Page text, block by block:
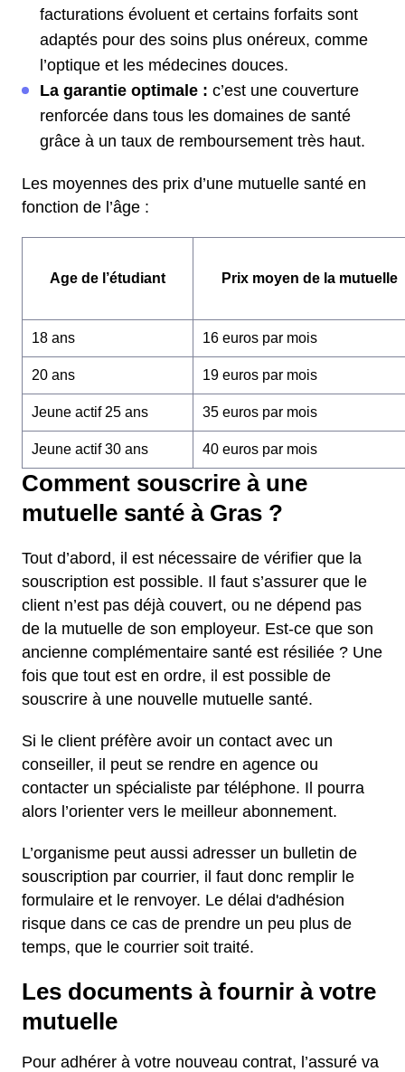
facturations évoluent et certains forfaits sont
adaptés pour des soins plus onéreux, comme
l’optique et les médecines douces.
La garantie optimale : c’est une couverture
renforcée dans tous les domaines de santé
grâce à un taux de remboursement très haut.
Les moyennes des prix d’une mutuelle santé en
fonction de l’âge :
Age de l’étudiant Prix moyen de la mutuelle
18 ans 16 euros par mois
20 ans 19 euros par mois
Jeune actif 25 ans 35 euros par mois
Jeune actif 30 ans 40 euros par mois
Comment souscrire à une
mutuelle santé à Gras ?
Tout d’abord, il est nécessaire de vérifier que la
souscription est possible. Il faut s’assurer que le
client n’est pas déjà couvert, ou ne dépend pas
de la mutuelle de son employeur. Est-ce que son
ancienne complémentaire santé est résiliée ? Une
fois que tout est en ordre, il est possible de
souscrire à une nouvelle mutuelle santé.
Si le client préfère avoir un contact avec un
conseiller, il peut se rendre en agence ou
contacter un spécialiste par téléphone. Il pourra
alors l’orienter vers le meilleur abonnement.
L’organisme peut aussi adresser un bulletin de
souscription par courrier, il faut donc remplir le
formulaire et le renvoyer. Le délai d'adhésion
risque dans ce cas de prendre un peu plus de
temps, que le courrier soit traité.
Les documents à fournir à votre
mutuelle
Pour adhérer à votre nouveau contrat, l’assuré va